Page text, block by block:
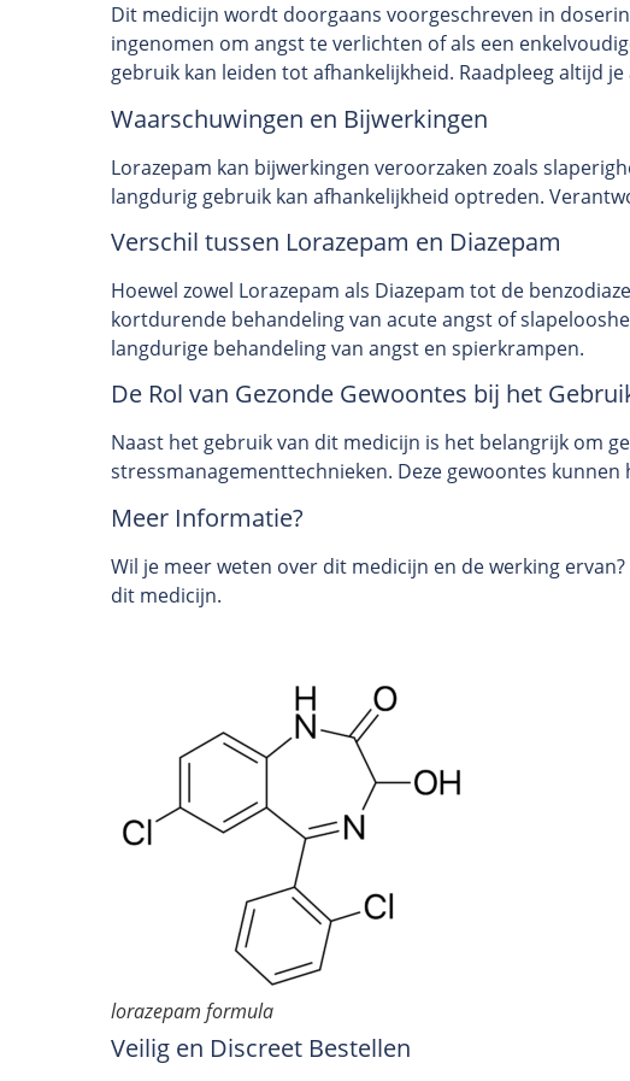
Dit medicijn wordt doorgaans voorgeschreven in
ingenomen om angst te verlichten of als een
gebruik kan leiden tot afhankelijkheid. Raadpleeg altijd
Waarschuwingen en Bijwerkingen
Lorazepam kan bijwerkingen veroorzaken zoals
langdurig gebruik kan afhankelijkheid optreden.
Verschil tussen Lorazepam en Diazepam
Hoewel zowel Lorazepam als Diazepam tot de
kortdurende behandeling van acute angst of
langdurige behandeling van angst en spierkrampen.
De Rol van Gezonde Gewoontes bij het
Naast het gebruik van dit medicijn is het belangrijk om
stressmanagementtechnieken. Deze gewoontes
Meer Informatie?
Wil je meer weten over dit medicijn en de werking ervan?
dit medicijn.
lorazepam formula
Veilig en Discreet Bestellen